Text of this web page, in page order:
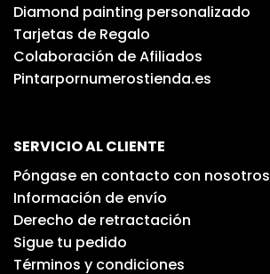
Diamond painting personalizado
Tarjetas de Regalo
Colaboración de Afiliados
Pintarpornumerostienda.es
SERVICIO AL CLIENTE
Póngase en contacto con nosotros
Información de envío
Derecho de retractación
Sigue tu pedido
Términos y condiciones